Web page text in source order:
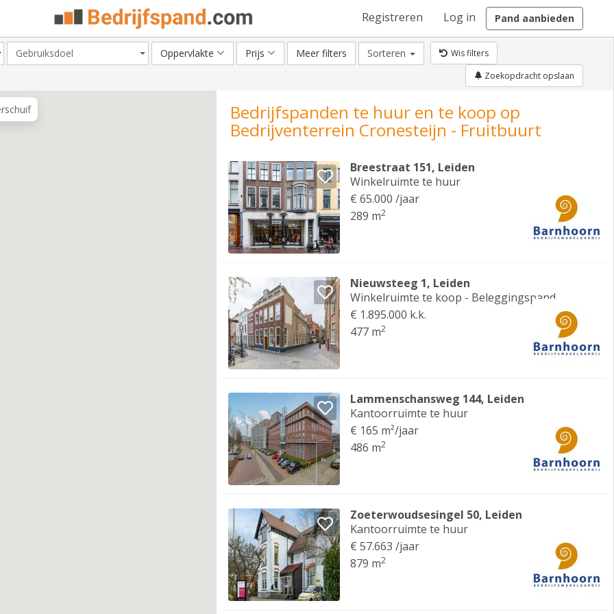
Registreren Log in Pand aanbieden
Gebruiksdoel Oppervlakte Prijs Meer filters Sorteren
Wis filters
Zoekopdracht opslaan
Bedrijfspanden te huur en te koop op
Bedrijventerrein Cronesteijn - Fruitbuurt
Breestraat 151, Leiden
Winkelruimte te huur
€ 65.000 /jaar
289 m2
Nieuwsteeg 1, Leiden
Winkelruimte te koop - Beleggingspand
€ 1.895.000 k.k.
477 m2
Lammenschansweg 144, Leiden
Kantoorruimte te huur
€ 165 m²/jaar
486 m2
Zoeterwoudsesingel 50, Leiden
Kantoorruimte te huur
€ 57.663 /jaar
879 m2